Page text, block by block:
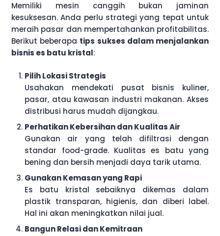
Memiliki mesin canggih bukan jaminan
kesuksesan. Anda perlu strategi yang tepat untuk
meraih pasar dan mempertahankan profitabilitas.
Berikut beberapa tips sukses dalam menjalankan
bisnis es batu kristal:
Pilih Lokasi Strategis
Usahakan mendekati pusat bisnis kuliner,
pasar, atau kawasan industri makanan. Akses
distribusi harus mudah dijangkau.
Perhatikan Kebersihan dan Kualitas Air
Gunakan air yang telah difiltrasi dengan
standar food-grade. Kualitas es batu yang
bening dan bersih menjadi daya tarik utama.
Gunakan Kemasan yang Rapi
Es batu kristal sebaiknya dikemas dalam
plastik transparan, higienis, dan diberi label.
Hal ini akan meningkatkan nilai jual.
Bangun Relasi dan Kemitraan